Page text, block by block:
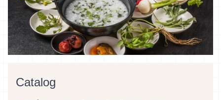
Catalog